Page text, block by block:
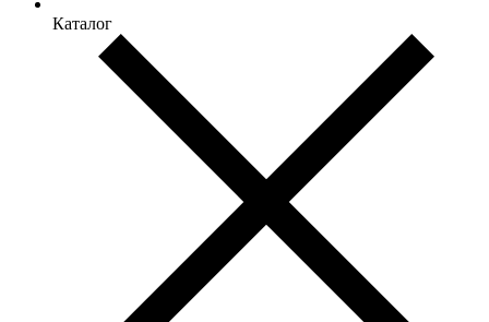
Каталог